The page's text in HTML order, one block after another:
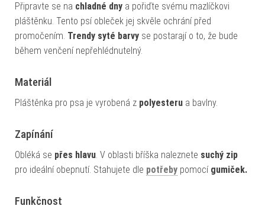
Připravte se na chladné dny a pořiďte svému mazlíčkovi
pláštěnku. Tento psí obleček jej skvěle ochrání před
promočením. Trendy syté barvy se postarají o to, že bude
během venčení nepřehlédnutelný.
Materiál
Pláštěnka pro psa je vyrobená z polyesteru a bavlny.
Zapínání
Obléká se přes hlavu. V oblasti bříška naleznete suchý zip
pro ideální obepnutí. Stahujete dle potřeby pomocí gumiček.
Funkčnost